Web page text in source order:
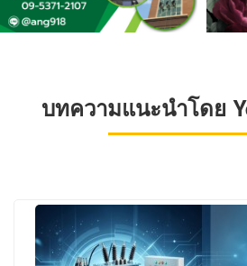
บทความแนะนำโดย